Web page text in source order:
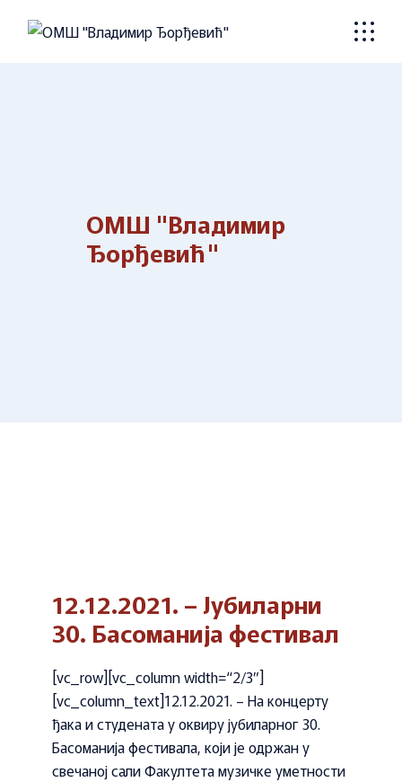
ОМШ "Владимир
Ђорђевић"
12.12.2021. – Јубиларни
30. Басоманија фестивал
[vc_row][vc_column width=“2/3″]
[vc_column_text]12.12.2021. – На концерту
ђака и студената у оквиру јубиларног 30.
Басоманија фестивала, који је одржан у
свечаној сали Факултета музичке уметности